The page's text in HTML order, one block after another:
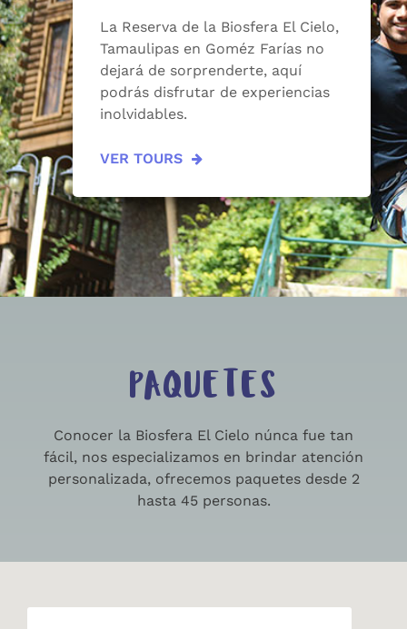
La Reserva de la Biosfera El Cielo,
Tamaulipas en Goméz Farías no
dejará de sorprenderte, aquí
podrás disfrutar de experiencias
inolvidables.
VER TOURS
PAQUETES
Conocer la Biosfera El Cielo núnca fue tan
fácil, nos especializamos en brindar atención
personalizada, ofrecemos paquetes desde 2
hasta 45 personas.